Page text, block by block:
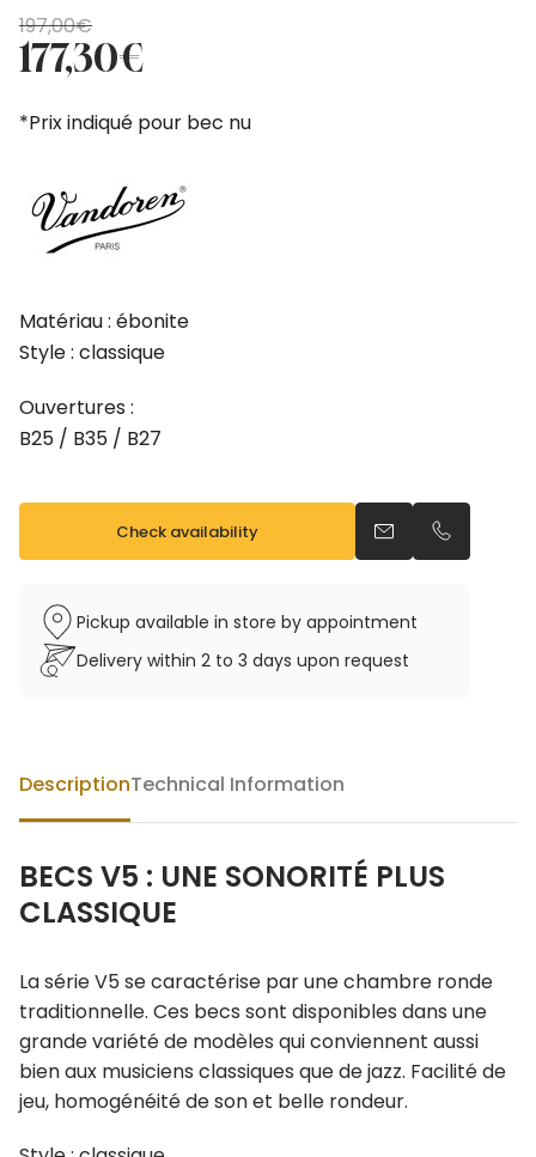
197,00€
Original
price
was:
197,00€.
177,30€
Current
price
is:
177,30€.
*Prix indiqué pour bec nu
Matériau : ébonite
Style : classique
Ouvertures :
B25 / B35 / B27
Check availability Send an email
Call us
Pickup available in store by appointment
Delivery within 2 to 3 days upon request
DescriptionTechnical Information
BECS V5 : UNE SONORITÉ PLUS
CLASSIQUE
La série V5 se caractérise par une chambre ronde
traditionnelle. Ces becs sont disponibles dans une
grande variété de modèles qui conviennent aussi
bien aux musiciens classiques que de jazz. Facilité de
jeu, homogénéité de son et belle rondeur.